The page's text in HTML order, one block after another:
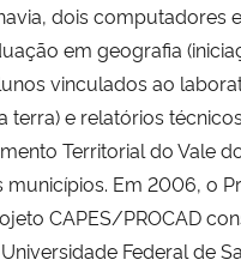
dois
em geografia
vinculados ao
terra) e relatórios
Territorial do Vale
Em 2006, o
CAPES/PROCAD
Federal de